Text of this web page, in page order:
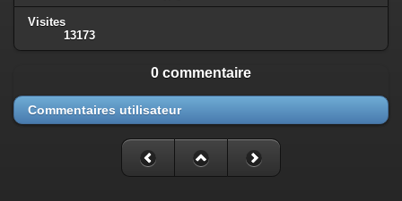
Visites
13173
0 commentaire
Commentaires utilisateur